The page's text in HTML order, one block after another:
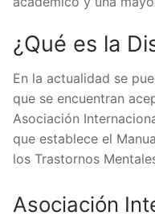
¿Qué es la
En la actualidad se
que se encuentran
Asociación
que establece el
los Trastornos
Asociación